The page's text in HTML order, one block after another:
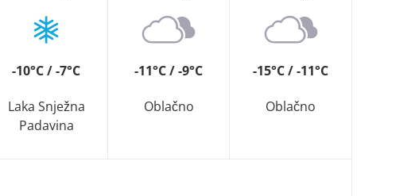
-10°C / -7°C
Laka Snježna
Padavina
-11°C / -9°C
Oblačno
-15°C / -11°C
Oblačno